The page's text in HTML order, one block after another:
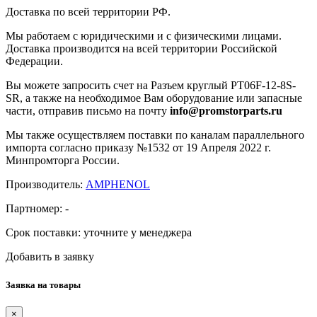
Доставка по всей территории РФ.
Мы работаем с юридическими и с физическими лицами.
Доставка производится на всей территории Российской
Федерации.
Вы можете запросить счет на Разъем круглый PT06F-12-8S-
SR, а также на необходимое Вам оборудование или запасные
части, отправив письмо на почту info@promstorparts.ru
Мы также осуществляем поставки по каналам параллельного
импорта согласно приказу №1532 от 19 Апреля 2022 г.
Минпромторга России.
Производитель: AMPHENOL
Партномер: -
Срок поставки: уточните у менеджера
Добавить в заявку
Заявка на товары
×